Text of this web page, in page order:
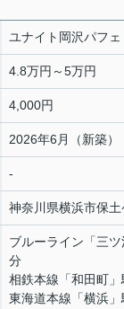
ユナイト岡沢パフ
4.8万円～5万円
4,000円
2026年6月（新築）
-
神奈川県横浜市保
ブルーライン 「三
分
相鉄本線 「和田町
東海道本線 「横浜